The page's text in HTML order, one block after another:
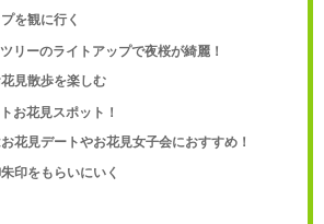
を観に行く
リーのライトアップで夜桜が綺麗！
見散歩を楽しむ
お花見スポット！
花見デートやお花見女子会におすすめ！
印をもらいにいく